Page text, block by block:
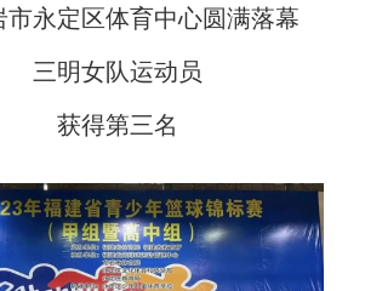
定区体育中心圆满落幕
明女队运动员
获得第三名